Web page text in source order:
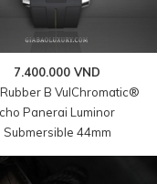
7.400.000 VND
B VulChromatic®
cho Panerai Luminor
Submersible 44mm